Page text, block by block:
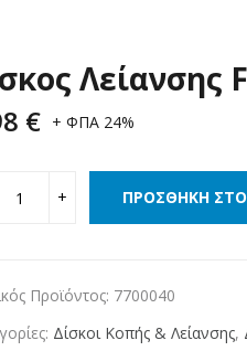
Λείανσης
€ + ΦΠΑ 24%
ΠΡΟΣΘΉΚΗ
Προϊόντος: 7700040
Δίσκοι Κοπής & Λείανσης,